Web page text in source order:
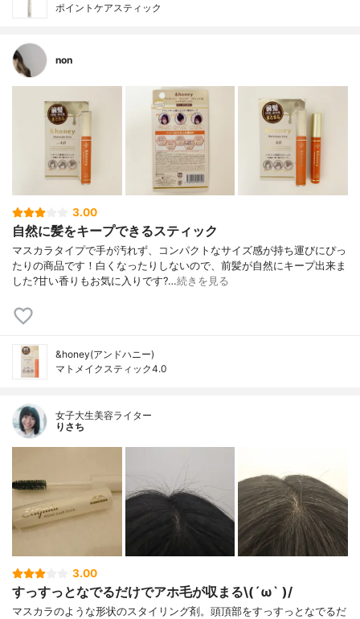
ポイントケアスティック
non
3.00
自然に髪をキープできるスティック
マスカラタイプで手が汚れず、コンパクトなサイズ感が持ち運びにぴっ
たりの商品です！白くなったりしないので、前髪が自然にキープ出来ま
した?甘い香りもお気に入りです?…続きを見る
&honey(アンドハニー)
マトメイクスティック4.0
女子大生美容ライター
りさち
3.00
すっすっとなでるだけでアホ毛が収まる\(´ω` )/
マスカラのような形状のスタイリング剤。頭頂部をすっすっとなでるだ